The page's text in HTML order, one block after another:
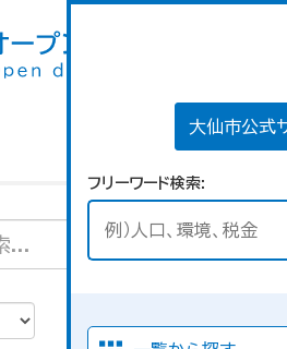
大仙市公式
フリーワード検索